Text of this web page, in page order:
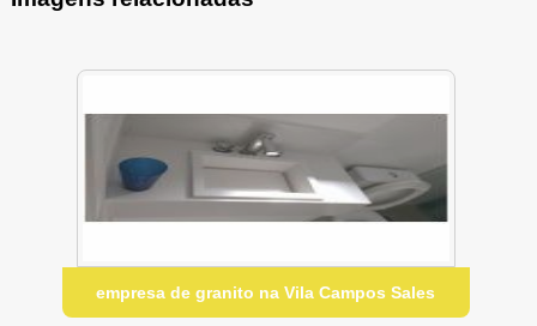
empresa de granito na Vila Campos Sales